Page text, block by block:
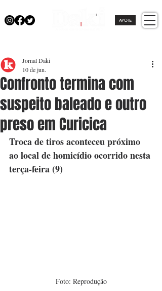
APOIE
Confronto termina com
suspeito baleado e outro
preso em Curicica
Jornal Daki
10 de jun.
Troca de tiros aconteceu próximo
ao local de homicídio ocorrido nesta
terça-feira (9)
Foto: Reprodução